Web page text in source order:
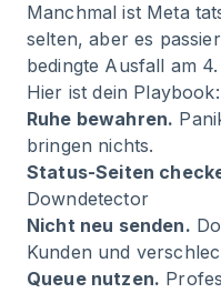
Manchmal ist Meta
selten, aber es
bedingte Ausfall am
Hier ist dein Playbook:
Ruhe bewahren.
bringen nichts.
Status-Seiten
Downdetector
Nicht neu senden.
Kunden und
Queue nutzen.